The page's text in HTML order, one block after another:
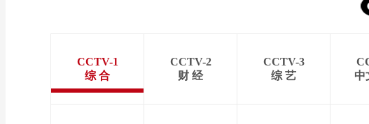
CCTV-1
综 合
CCTV-2
财 经
CCTV-3
综 艺
中